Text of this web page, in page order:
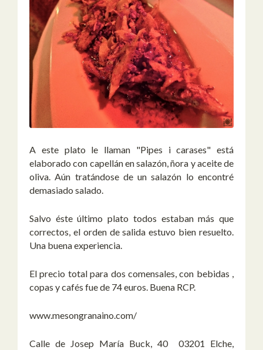
A este plato le llaman "Pipes i carases" está
elaborado con capellán en salazón, ñora y aceite de
oliva. Aún tratándose de un salazón lo encontré
demasiado salado.
Salvo éste último plato todos estaban más que
correctos, el orden de salida estuvo bien resuelto.
Una buena experiencia.
El precio total para dos comensales, con bebidas ,
copas y cafés fue de 74 euros. Buena RCP.
www.mesongranaino.com/
Calle de Josep María Buck, 40 03201 Elche,